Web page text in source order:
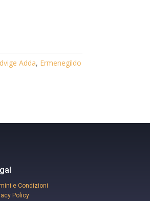
Adda, Ermenegildo
e Condizioni
Policy